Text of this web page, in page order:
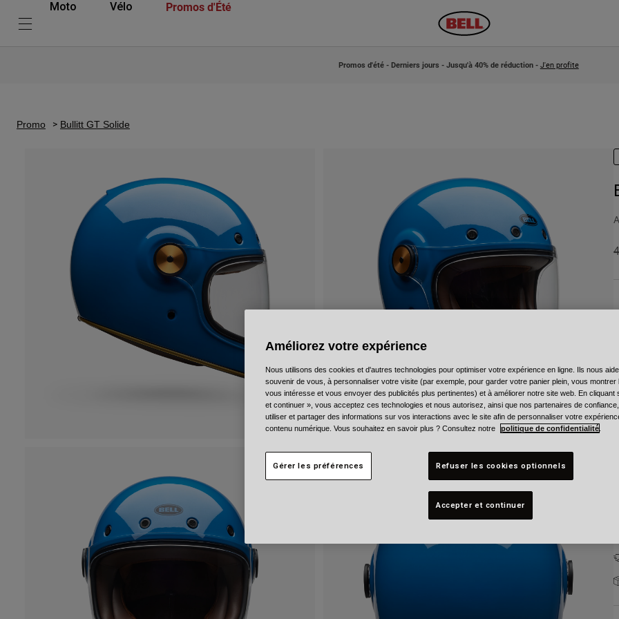
Moto Vélo Promos d'Été
Promos d'été - Derniers jours - Jusqu'à 40% de réduction - J'en profite
Promo Bullitt GT Solide
Améliorez votre expérience
Nous utilisons des cookies et d'autres technologies pour optimiser votre expérience en ligne. Ils nous
souvenir de vous, à personnaliser votre visite (par exemple, pour garder votre panier plein, vous montrer
vous intéresse et vous envoyer des publicités plus pertinentes) et à améliorer notre site web. En cliquant
et continuer », vous acceptez ces technologies et nous autorisez, ainsi que nos partenaires de confiance,
utiliser et partager des informations sur vos interactions avec le site afin de personnaliser votre
contenu numérique. Vous souhaitez en savoir plus ? Consultez notre
politique de confidentialité
Gérer les préférences Refuser les cookies optionnels
Accepter et continuer